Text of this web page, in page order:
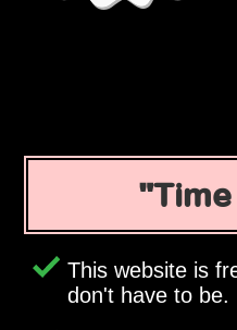
This website is
don't have to be.